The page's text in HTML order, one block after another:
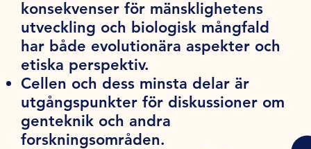
konsekvenser för mänsklighetens
utveckling och biologisk mångfald
har både evolutionära aspekter och
etiska perspektiv.
Cellen och dess minsta delar är
utgångspunkter för diskussioner om
genteknik och andra
forskningsområden.